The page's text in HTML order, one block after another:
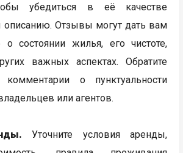
убедиться в её качестве
описанию. Отзывы могут дать вам
о состоянии жилья, его чистоте,
важных аспектах. Обратите
о пунктуальности
или агентов.
Уточните условия аренды,